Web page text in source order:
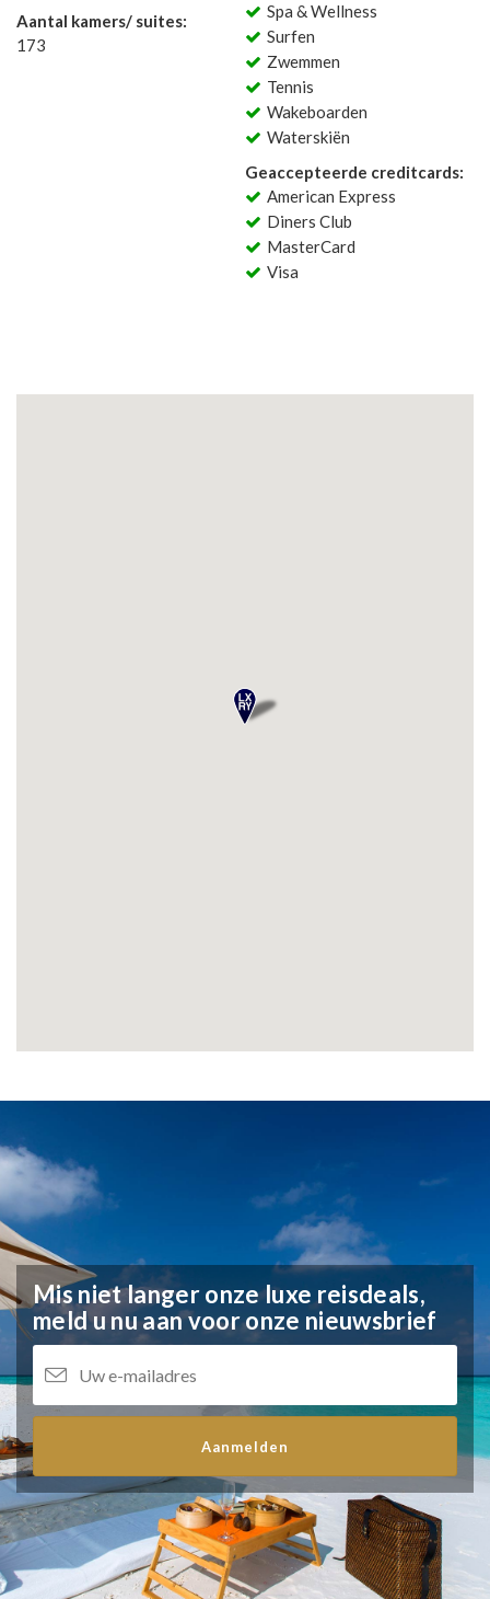
Aantal kamers/ suites:
173
Spa & Wellness
Surfen
Zwemmen
Tennis
Wakeboarden
Waterskiën
Geaccepteerde creditcards:
American Express
Diners Club
MasterCard
Visa
Mis niet langer onze luxe reisdeals,
meld u nu aan voor onze nieuwsbrief
Aanmelden